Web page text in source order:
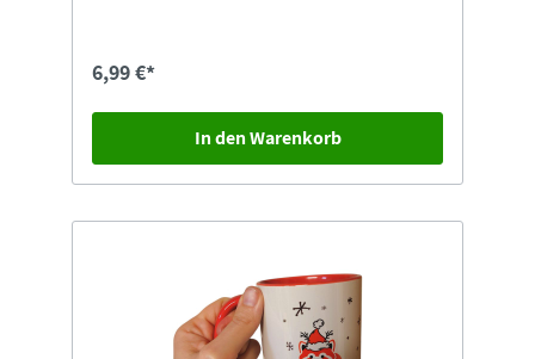
6,99 €*
In den Warenkorb